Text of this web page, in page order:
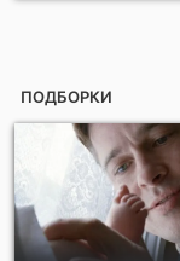
ПОДБОРКИ